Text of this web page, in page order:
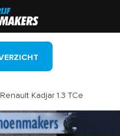
Renault Kadjar 1.3 TCe